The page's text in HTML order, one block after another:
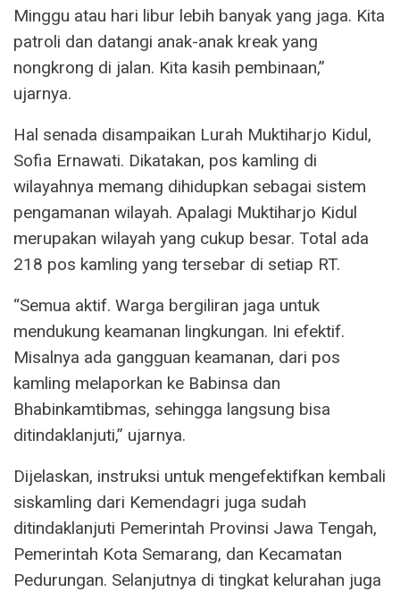
Minggu atau hari libur lebih banyak yang jaga. Kita
patroli dan datangi anak-anak kreak yang
nongkrong di jalan. Kita kasih pembinaan,”
ujarnya.
Hal senada disampaikan Lurah Muktiharjo Kidul,
Sofia Ernawati. Dikatakan, pos kamling di
wilayahnya memang dihidupkan sebagai sistem
pengamanan wilayah. Apalagi Muktiharjo Kidul
merupakan wilayah yang cukup besar. Total ada
218 pos kamling yang tersebar di setiap RT.
“Semua aktif. Warga bergiliran jaga untuk
mendukung keamanan lingkungan. Ini efektif.
Misalnya ada gangguan keamanan, dari pos
kamling melaporkan ke Babinsa dan
Bhabinkamtibmas, sehingga langsung bisa
ditindaklanjuti,” ujarnya.
Dijelaskan, instruksi untuk mengefektifkan kembali
siskamling dari Kemendagri juga sudah
ditindaklanjuti Pemerintah Provinsi Jawa Tengah,
Pemerintah Kota Semarang, dan Kecamatan
Pedurungan. Selanjutnya di tingkat kelurahan juga